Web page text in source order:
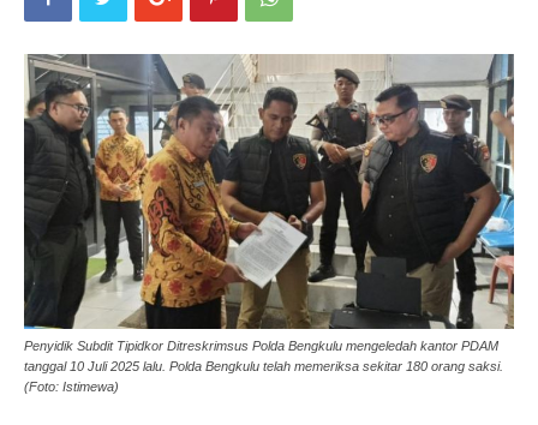
Penyidik Subdit Tipidkor Ditreskrimsus Polda Bengkulu mengeledah kantor PDAM
tanggal 10 Juli 2025 lalu. Polda Bengkulu telah memeriksa sekitar 180 orang saksi.
(Foto: Istimewa)